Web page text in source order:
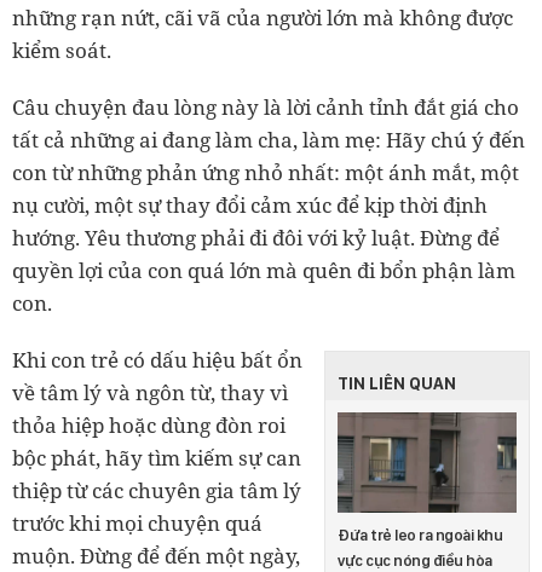
những rạn nứt, cãi vã của người lớn mà không được
kiểm soát.
Câu chuyện đau lòng này là lời cảnh tỉnh đắt giá cho
tất cả những ai đang làm cha, làm mẹ: Hãy chú ý đến
con từ những phản ứng nhỏ nhất: một ánh mắt, một
nụ cười, một sự thay đổi cảm xúc để kịp thời định
hướng. Yêu thương phải đi đôi với kỷ luật. Đừng để
quyền lợi của con quá lớn mà quên đi bổn phận làm
con.
TIN LIÊN QUAN
Đứa trẻ leo ra ngoài khu
vực cục nóng điều hòa
Khi con trẻ có dấu hiệu bất ổn
về tâm lý và ngôn từ, thay vì
thỏa hiệp hoặc dùng đòn roi
bộc phát, hãy tìm kiếm sự can
thiệp từ các chuyên gia tâm lý
trước khi mọi chuyện quá
muộn. Đừng để đến một ngày,